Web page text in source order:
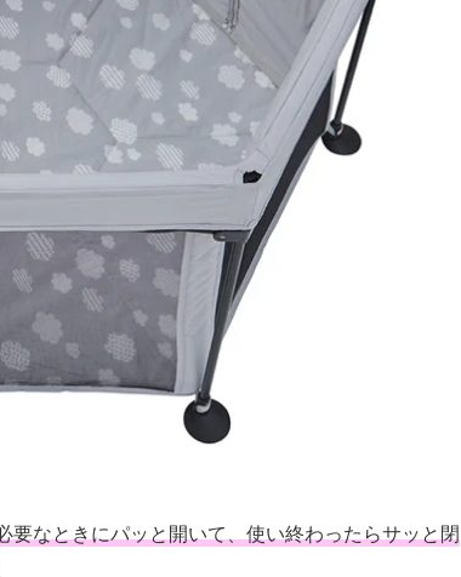
要なときにパッと開いて、使い終わったらサッと閉